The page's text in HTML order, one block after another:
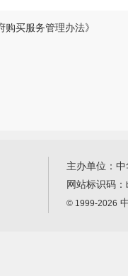
买服务管理办法》
主办单位：
网站标识码：
© 1999-2026